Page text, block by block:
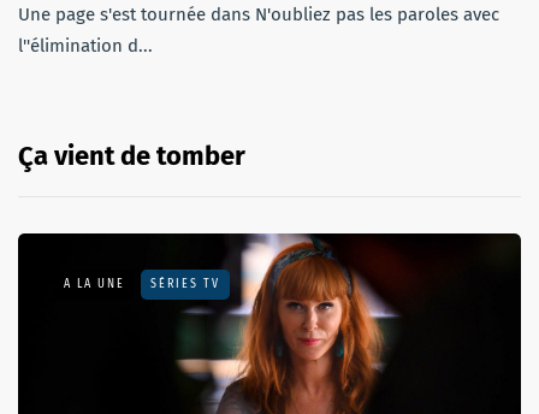
Une page s'est tournée dans N'oubliez pas les paroles avec
l''élimination d...
Ça vient de tomber
A LA UNE SÉRIES TV